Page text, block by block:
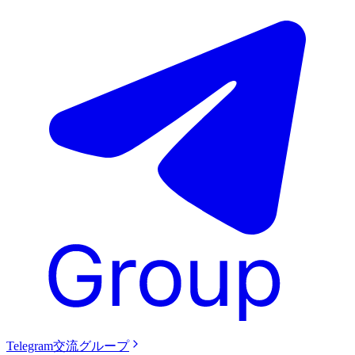
Telegram交流グループ